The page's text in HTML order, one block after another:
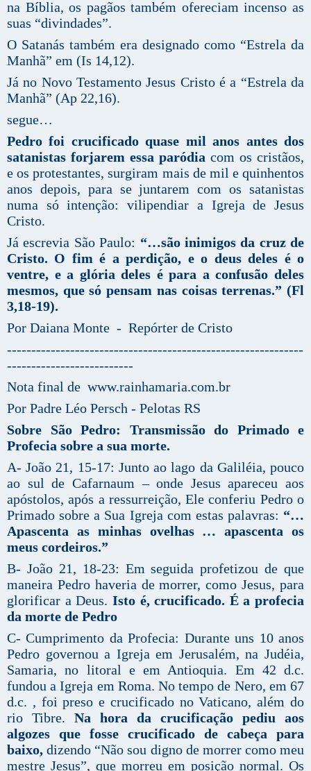
na Bíblia, os pagãos também ofereciam incenso as
suas “divindades”.
O Satanás também era designado como “Estrela da
Manhã” em (Is 14,12).
Já no Novo Testamento Jesus Cristo é a “Estrela da
Manhã” (Ap 22,16).
segue…
Pedro foi crucificado quase mil anos antes dos
satanistas forjarem essa paródia com os cristãos,
e os protestantes, surgiram mais de mil e quinhentos
anos depois, para se juntarem com os satanistas
numa só intenção: vilipendiar a Igreja de Jesus
Cristo.
Já escrevia São Paulo: “…são inimigos da cruz de
Cristo. O fim é a perdição, e o deus deles é o
ventre, e a glória deles é para a confusão deles
mesmos, que só pensam nas coisas terrenas.” (Fl
3,18-19).
Por Daiana Monte - Repórter de Cristo
-------------------------------------------------------------
--------------------------
Nota final de www.rainhamaria.com.br
Por Padre Léo Persch - Pelotas RS
Sobre São Pedro: Transmissão do Primado e
Profecia sobre a sua morte.
A- João 21, 15-17: Junto ao lago da Galiléia, pouco
ao sul de Cafarnaum – onde Jesus apareceu aos
apóstolos, após a ressurreição, Ele conferiu Pedro o
Primado sobre a Sua Igreja com estas palavras: “…
Apascenta as minhas ovelhas … apascenta os
meus cordeiros.”
B- João 21, 18-23: Em seguida profetizou de que
maneira Pedro haveria de morrer, como Jesus, para
glorificar a Deus. Isto é, crucificado. É a profecia
da morte de Pedro
C- Cumprimento da Profecia: Durante uns 10 anos
Pedro governou a Igreja em Jerusalém, na Judéia,
Samaria, no litoral e em Antioquia. Em 42 d.c.
fundou a Igreja em Roma. No tempo de Nero, em 67
d.c. , foi preso e crucificado no Vaticano, além do
rio Tibre. Na hora da crucificação pediu aos
algozes que fosse crucificado de cabeça para
baixo, dizendo “Não sou digno de morrer como meu
mestre Jesus”, que morreu em posição normal. Os